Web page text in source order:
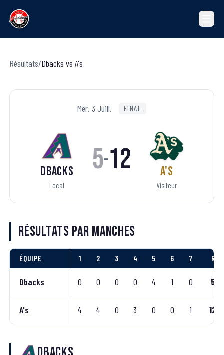
Résultats/Dbacks vs A's
Mer. 3 Juill. FINAL
Dbacks
Local
5–12 A's
Visiteur
Résultats par manches
ÉQUIPE 1 2 3 4 5 6 7 R
Dbacks 0 0 0 0 4 1 0 5
A's 4 4 0 3 0 0 1 12